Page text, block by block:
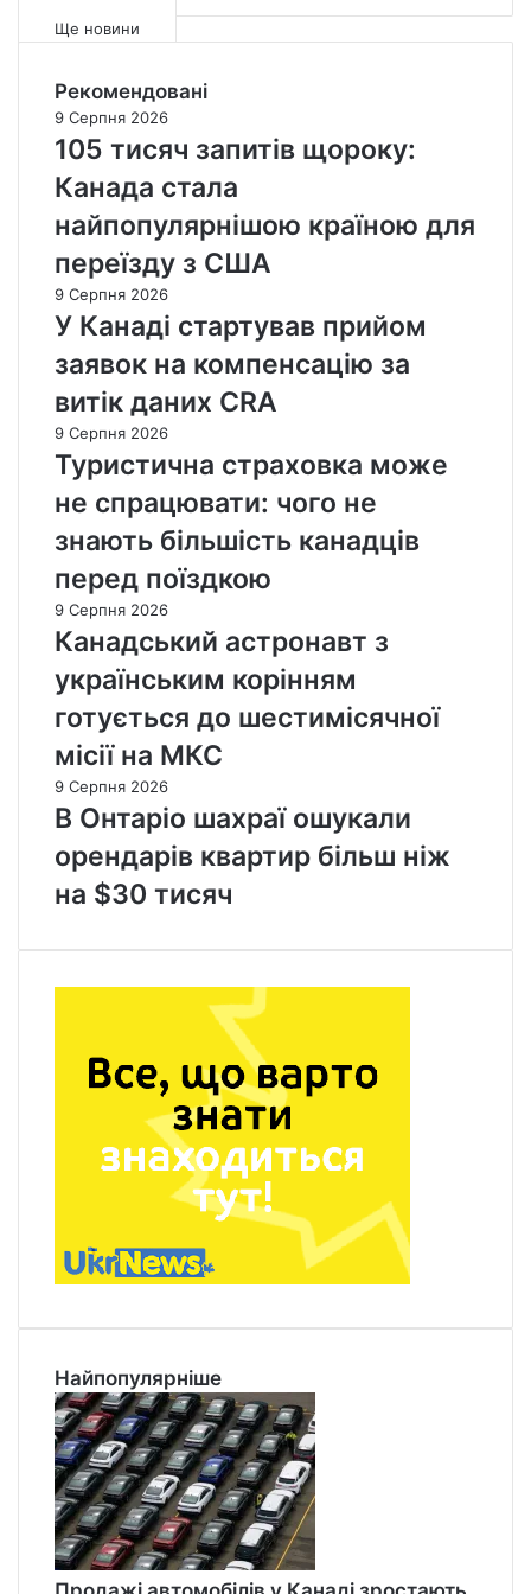
й
л
и
ж
и
м
и
м
і
с
я
я
м
и
ж
н
а
$
м
л
р
д
з
а
д
а
р
о
к
и
3
у
т
р
а
в
і
,
у
и
к
у
в
ш
р
и
з
и
к
у
т
е
х
н
і
ч
н
о
ї
е
е
о
а
ж
в
К
н
а
д
з
р
с
л
и
а
1
%
у
т
р
а
в
н
і
Ще новини
Рекомендовані
9 Серпня 2026
105 тисяч запитів щороку:
Канада стала
найпопулярнішою країною для
переїзду з США
9 Серпня 2026
У Канаді стартував прийом
заявок на компенсацію за
витік даних CRA
9 Серпня 2026
Туристична страховка може
не спрацювати: чого не
знають більшість канадців
перед поїздкою
9 Серпня 2026
Канадський астронавт з
українським корінням
готується до шестимісячної
місії на МКС
9 Серпня 2026
В Онтаріо шахраї ошукали
орендарів квартир більш ніж
на $30 тисяч
Найпопулярніше